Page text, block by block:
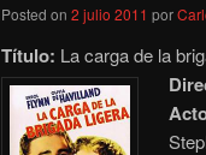
Posted on2 julio 2011 por
Título: La carga de la